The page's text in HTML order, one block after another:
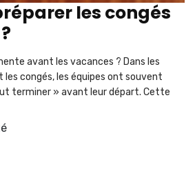
les congés
avant les vacances ? Dans les
les congés, les équipes ont souvent
terminer » avant leur départ. Cette